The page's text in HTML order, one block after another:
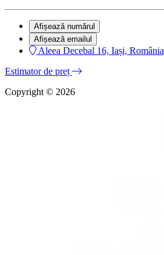
Afișează numărul
Afișează emailul
Aleea Decebal 16, Iași, România
Estimator de preț
Copyright © 2026